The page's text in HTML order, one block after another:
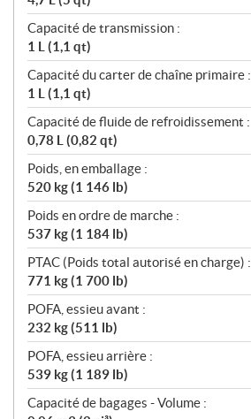
Capacité de transmission :
1 L (1,1 qt)
Capacité du carter de chaîne primaire :
1 L (1,1 qt)
Capacité de fluide de refroidissement :
0,78 L (0,82 qt)
Poids, en emballage :
520 kg (1 146 lb)
Poids en ordre de marche :
537 kg (1 184 lb)
PTAC (Poids total autorisé en charge) :
771 kg (1 700 lb)
POFA, essieu avant :
232 kg (511 lb)
POFA, essieu arrière :
539 kg (1 189 lb)
Capacité de bagages - Volume :